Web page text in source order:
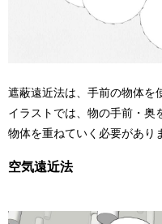
遮蔽遠近法は、手前の物体を
イラストでは、物の手前・奥
物体を重ねていく必要があり
空気遠近法